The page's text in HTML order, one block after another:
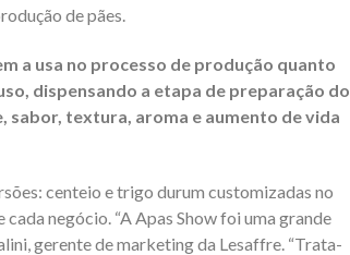
de pães.
a usa no processo de produção quanto
dispensando a etapa de preparação do
textura, aroma e aumento de vida
centeio e trigo durum customizadas no
negócio. “A Apas Show foi uma grande
gerente de marketing da Lesaffre. “Trata-